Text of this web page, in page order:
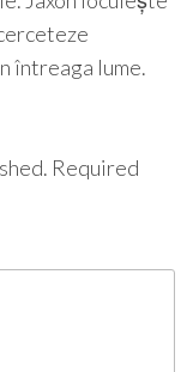
întreaga lume.
Required